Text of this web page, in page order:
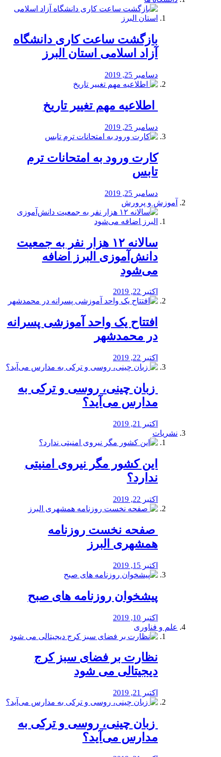
بازگشت ساعت کاری دانشگاه
آزاد اسلامی استان البرز
دسامبر 25, 2019
️ اطلاعیه مهم تغییر تاریخ
دسامبر 25, 2019
کارت ورود به امتحانات ترم
تابس
دسامبر 25, 2019
آموزش و پرورش
️سالانه ۱۲ هزار نفر به جمعیت
دانش‌آموزی البرز اضافه
می‌شود
اکتبر 22, 2019
افتتاح یک واحد آموزشی پسرانه
در محمدشهر
اکتبر 22, 2019
️ زبان چینی، روسی و ترکی به
مدارس می‌آید؟
اکتبر 21, 2019
نشریات
این کشور مگر نیروی امنیتی
ندارد؟
اکتبر 22, 2019
️ صفحه نخست روزنامه‌
همشهری البرز
اکتبر 15, 2019
پیشخوان روزنامه های صبح
اکتبر 10, 2019
علم و فناوری
نظارت بر فضای سبز کرج
دیجیتالی می شود
اکتبر 21, 2019
️ زبان چینی، روسی و ترکی به
مدارس می‌آید؟